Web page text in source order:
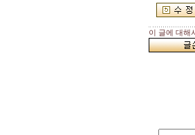
이 글에 대해